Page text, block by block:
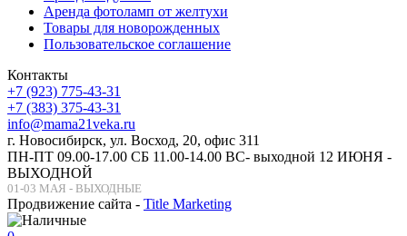
Аренда фотоламп от желтухи
Товары для новорожденных
Пользовательское соглашение
Контакты
+7 (923) 775-43-31
+7 (383) 375-43-31
info@mama21veka.ru
г. Новосибирск, ул. Восход, 20, офис 311
ПН-ПТ 09.00-17.00 СБ 11.00-14.00 ВС- выходной 12 ИЮНЯ -
ВЫХОДНОЙ
01-03 МАЯ - ВЫХОДНЫЕ
Продвижение сайта - Title Marketing